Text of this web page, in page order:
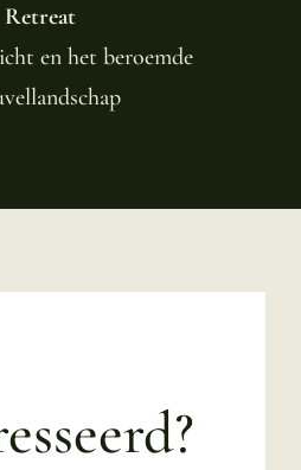
en het beroemde